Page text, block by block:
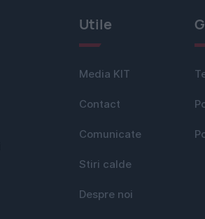
Utile
Media KIT
Contact
Comunicate
Stiri calde
Despre noi